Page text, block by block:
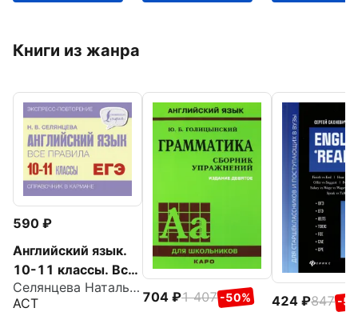
Книги из жанра
590
Английский язык.
10-11 классы. Все
правила
Селянцева Наталья Валерьевна
АСТ
704 1 407 -50% 424 847 -